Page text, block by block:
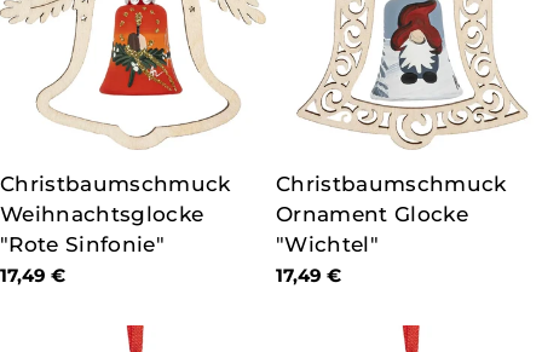
TYP:
Christbaumschmuck
Weihnachtsglocke
"Rote Sinfonie"
Regulärer
17,49 €
TYP:
Christbaumschmuck
Ornament Glocke
"Wichtel"
Regulärer
17,49 €